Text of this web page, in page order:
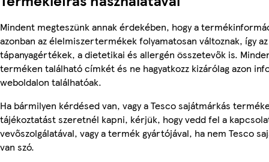
Mindent megteszünk annak érdekében, hogy a
azonban az élelmiszertermékek folyamatosan változnak, így
tápanyagértékek, a dietetikai és allergén összetevők is.
terméken található címkét és ne hagyatkozz kizárólag azon
weboldalon találhatóak.
Ha bármilyen kérdésed van, vagy a Tesco sajátmárkás
tájékoztatást szeretnél kapni, kérjük, hogy vedd fel a
vevőszolgálatával, vagy a termék gyártójával, ha nem Tesco
van szó.